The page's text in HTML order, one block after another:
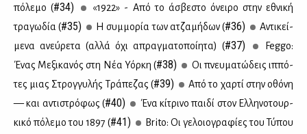
πό­λε­μο (#34)
«1922» - Από το άσβε­στο όνει­ρο στην εθνι­κή
τρα­γω­δία (#35) Η συμ­μο­ρία των ατζα­μή­δων (#36)
Αντι­κεί­
με­να ανεύ­ρε­τα (αλ­λά όχι απραγ­μα­το­ποί­η­τα) (#37)
Feggo:
Ένας Με­ξι­κα­νός στη Νέα Υόρ­κη (#38)
Οι πνευ­μα­τώ­δεις ιπ­πό­
τες μιας Στρογ­γυ­λής Τρά­πε­ζας (#39)
Από το χαρ­τί στην οθό­νη
— και αντι­στρό­φως (#40)
Ένα κί­τρι­νο παι­δί στον Ελ­λη­νο­τουρ­
κι­κό πό­λε­μο του 1897 (#41)
Brito: Οι γε­λοιο­γρα­φί­ες του Τύ­που